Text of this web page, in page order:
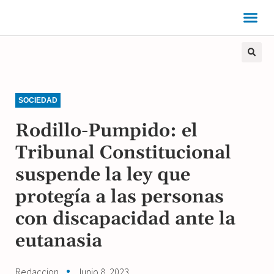
SOCIEDAD
Rodillo-Pumpido: el
Tribunal Constitucional
suspende la ley que
protegía a las personas
con discapacidad ante la
eutanasia
Redaccion Junio 8, 2023